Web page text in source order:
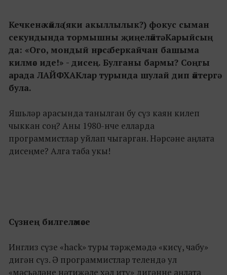
Кечкенә хәйлә (яки акыллылык?) фокус сыман
секундында тормышны җиңеләйтә. Карыйсың
да: «Ого, мондый нәрсә беркайчан башыма
килмәс иде!» - дисең. Булганы бармы? Соңгы
арада ЛАЙФХАКлар турында шулай дип әйтергә
була.
Яшьләр арасында танылган бу сүз каян килеп
чыккан соң? Аны 1980-нче елларда
программистлар уйлап чыгарган. Нәрсәне аңлата
дисеңме? Алга таба укы!
Сүзнең билгеләмәсе
Инглиз сүзе «hack» туры тәрҗемәдә «кисү, чабу»
дигән сүз. Ә программистлар телендә ул
«мәсьәләне нәтиҗәле хәл итү» дигәнне аңлата